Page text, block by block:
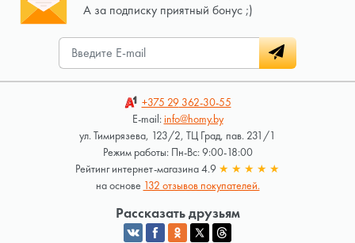
А за подписку приятный бонус ;)
+375 29362-30-55
E-mail:info@homy.by
ул. Тимирязева, 123/2, ТЦ Град, пав. 231/1
Режим работы: Пн-Вс: 9:00-18:00
Рейтинг интернет-магазина 4.9 ★ ★ ★ ★ ★
на основе 132 отзывов покупателей.
Рассказать друзьям